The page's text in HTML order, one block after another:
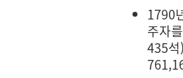
1790
주자
435